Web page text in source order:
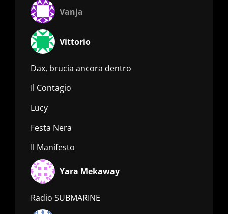
Vanja
Vittorio
Dax, brucia ancora dentro
Il Contagio
Lucy
Festa Nera
Il Manifesto
Yara Mekaway
Radio SUBMARINE